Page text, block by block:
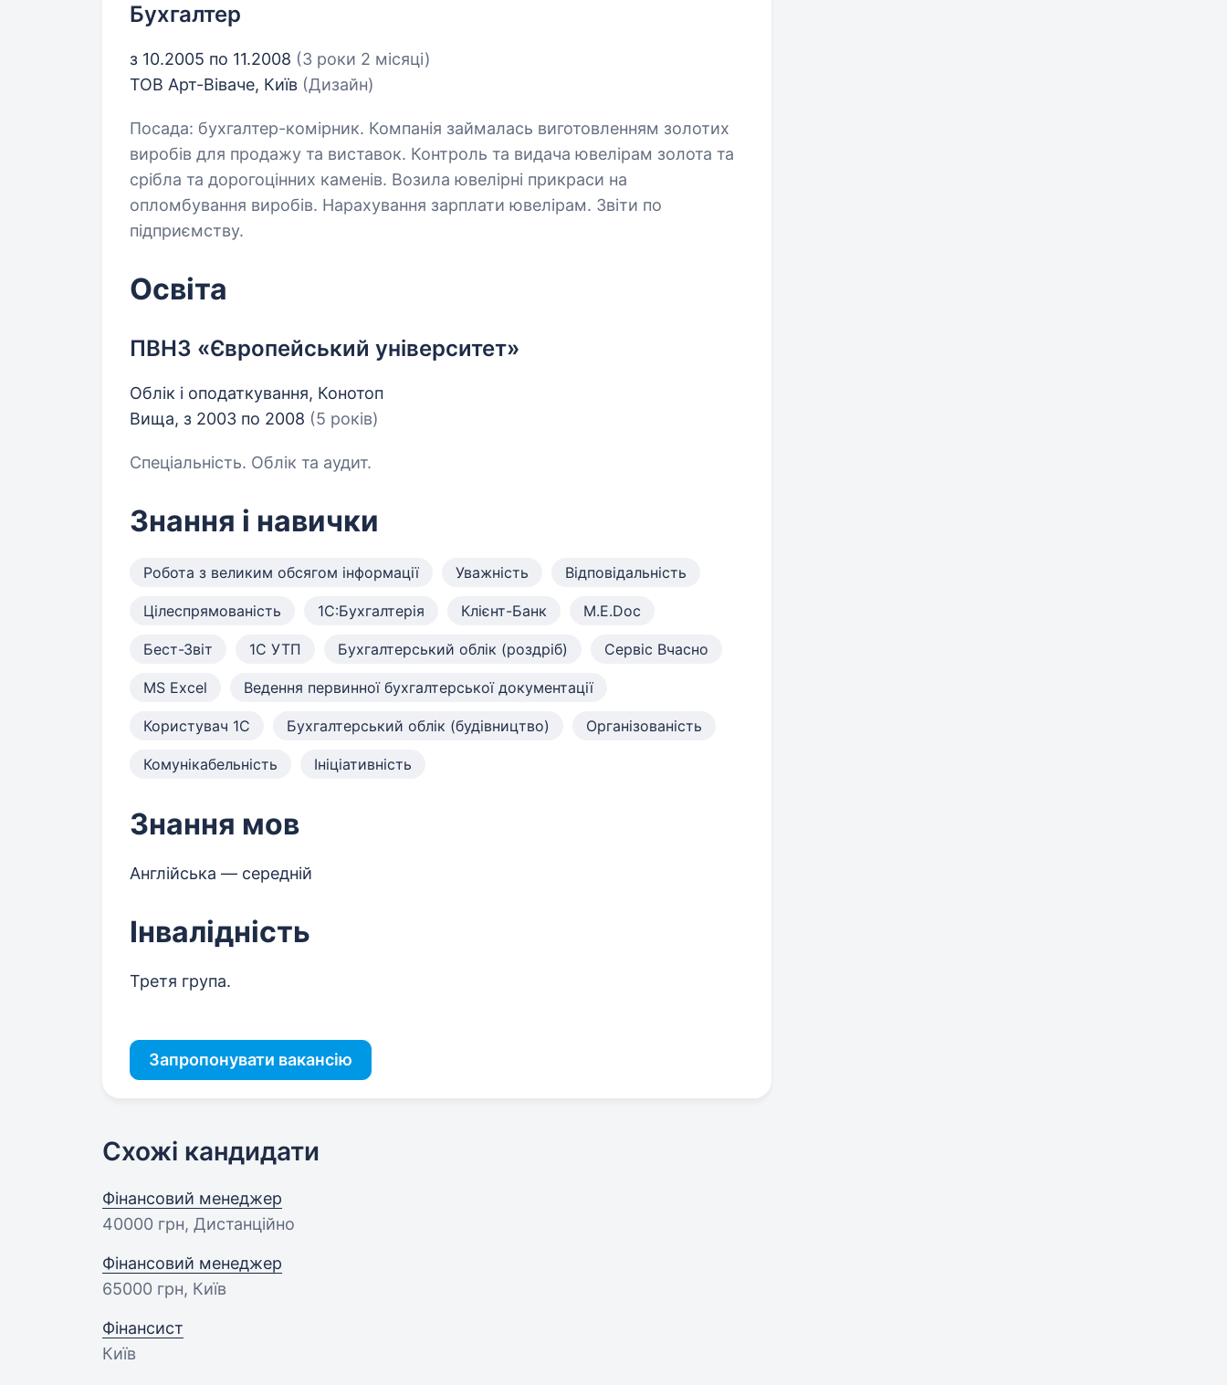
Бухгалтер
з 10.2005 по 11.2008 (3 роки 2 місяці)
ТОВ Арт-Віваче, Київ (Дизайн)
Посада: бухгалтер-комірник. Компанія займалась виготовленням золотих
виробів для продажу та виставок. Контроль та видача ювелірам золота та
срібла та дорогоцінних каменів. Возила ювелірні прикраси на
опломбування виробів. Нарахування зарплати ювелірам. Звіти по
підприємству.
Освіта
ПВНЗ «Європейський університет»
Облік і оподаткування, Конотоп
Вища, з 2003 по 2008 (5 років)
Спеціальність. Облік та аудит.
Знання і навички
Робота з великим обсягом інформації Уважність Відповідальність
Цілеспрямованість 1С:Бухгалтерія Клієнт-Банк M.E.Doc
Бест-Звіт 1С УТП Бухгалтерський облік (роздріб) Сервіс Вчасно
MS Excel Ведення первинної бухгалтерської документації
Користувач 1С Бухгалтерський облік (будівництво) Організованість
Комунікабельність Ініціативність
Знання мов
Англійська — середній
Інвалідність
Третя група.
Запропонувати вакансію
Схожі кандидати
Фінансовий менеджер
40000 грн, Дистанційно
Фінансовий менеджер
65000 грн, Київ
Фінансист
Київ